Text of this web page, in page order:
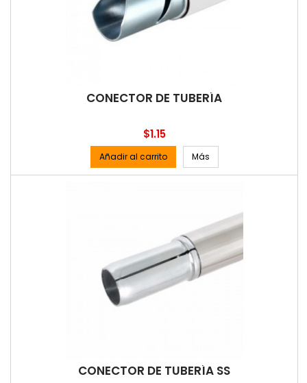
CONECTOR DE TUBERÍA
Precio
$1.15
Añadir al carrito Más
CONECTOR DE TUBERÍA SS